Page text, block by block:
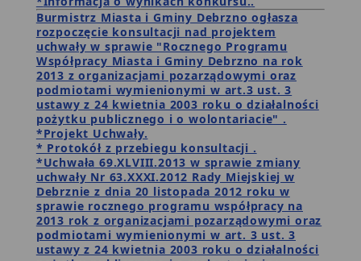
Burmistrz Miasta i Gminy Debrzno ogłasza
rozpoczęcie konsultacji nad projektem
uchwały w sprawie "Rocznego Programu
Współpracy Miasta i Gminy Debrzno na rok
2013 z organizacjami pozarządowymi oraz
podmiotami wymienionymi w art.3 ust. 3
ustawy z 24 kwietnia 2003 roku o działalności
pożytku publicznego i o wolontariacie" .
*Projekt Uchwały.
* Protokół z przebiegu konsultacji .
*Uchwała 69.XLVIII.2013 w sprawie zmiany
uchwały Nr 63.XXXI.2012 Rady Miejskiej w
Debrznie z dnia 20 listopada 2012 roku w
sprawie rocznego programu współpracy na
2013 rok z organizacjami pozarządowymi oraz
podmiotami wymienionymi w art. 3 ust. 3
ustawy z 24 kwietnia 2003 roku o działalności